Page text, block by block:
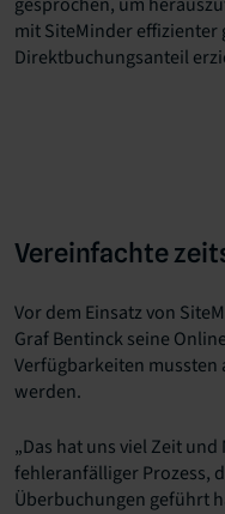
mit SiteMinder
Direktbuchungsanteil
Vereinfachte
Vor dem Einsatz von
Graf Bentinck seine
Verfügbarkeiten
werden.
„Das hat uns viel Zeit
fehleranfälliger Prozess,
Überbuchungen geführt